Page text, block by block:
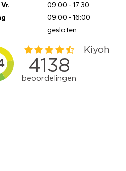
09:00 - 17:30
09:00 - 16:00
gesloten